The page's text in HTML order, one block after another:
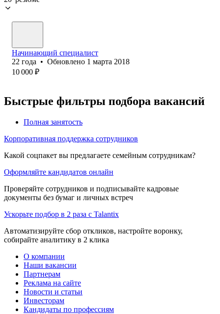
Начинающий специалист
22 года • Обновлено 1 марта 2018
10 000 ₽
Быстрые фильтры подбора вакансий
Полная занятость
Корпоративная поддержка сотрудников
Какой соцпакет вы предлагаете семейным сотрудникам?
Оформляйте кандидатов онлайн
Проверяйте сотрудников и подписывайте кадровые
документы без бумаг и личных встреч
Ускорьте подбор в 2 раза с Talantix
Автоматизируйте сбор откликов, настройте воронку,
собирайте аналитику в 2 клика
О компании
Наши вакансии
Партнерам
Реклама на сайте
Новости и статьи
Инвесторам
Кандидаты по профессиям